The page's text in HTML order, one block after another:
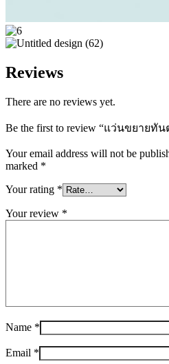
Reviews
There are no reviews yet.
Be the first to review “แว่นขยายทั
Your email address will not be
marked *
Your rating *
Your review *
Name *
Email *